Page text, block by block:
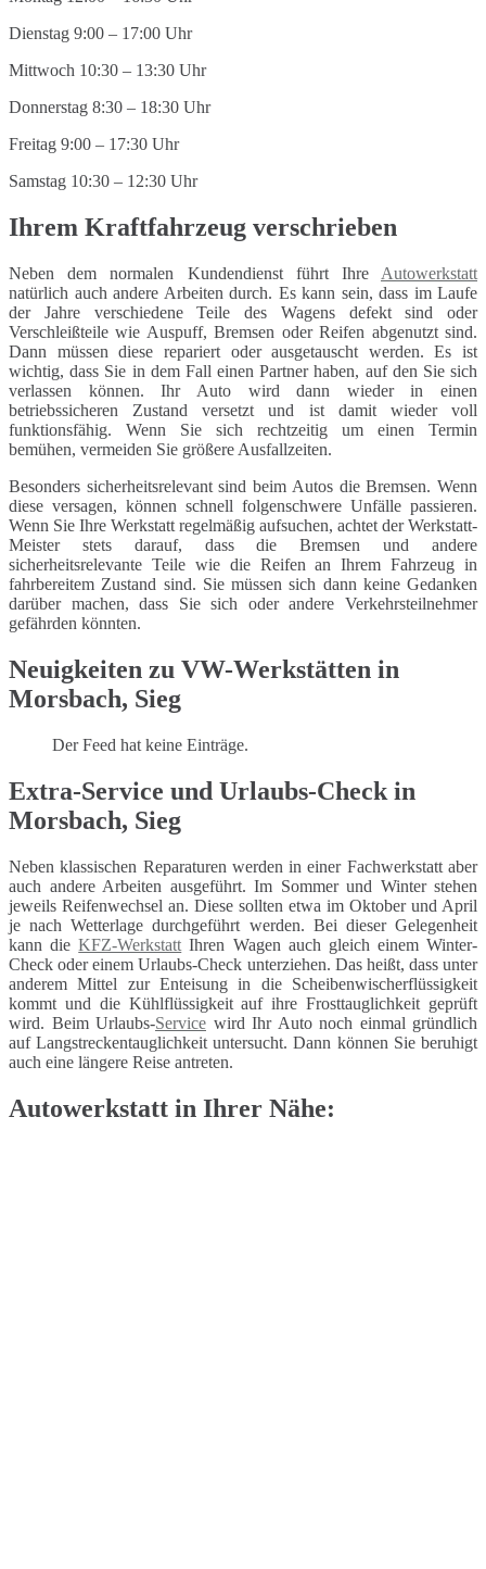
Dienstag 9:00 – 17:00 Uhr
Mittwoch 10:30 – 13:30 Uhr
Donnerstag 8:30 – 18:30 Uhr
Freitag 9:00 – 17:30 Uhr
Samstag 10:30 – 12:30 Uhr
Ihrem Kraftfahrzeug verschrieben
Neben dem normalen Kundendienst führt Ihre Autowerkstatt
natürlich auch andere Arbeiten durch. Es kann sein, dass im Laufe
der Jahre verschiedene Teile des Wagens defekt sind oder
Verschleißteile wie Auspuff, Bremsen oder Reifen abgenutzt sind.
Dann müssen diese repariert oder ausgetauscht werden. Es ist
wichtig, dass Sie in dem Fall einen Partner haben, auf den Sie sich
verlassen können. Ihr Auto wird dann wieder in einen
betriebssicheren Zustand versetzt und ist damit wieder voll
funktionsfähig. Wenn Sie sich rechtzeitig um einen Termin
bemühen, vermeiden Sie größere Ausfallzeiten.
Besonders sicherheitsrelevant sind beim Autos die Bremsen. Wenn
diese versagen, können schnell folgenschwere Unfälle passieren.
Wenn Sie Ihre Werkstatt regelmäßig aufsuchen, achtet der Werkstatt-
Meister stets darauf, dass die Bremsen und andere
sicherheitsrelevante Teile wie die Reifen an Ihrem Fahrzeug in
fahrbereitem Zustand sind. Sie müssen sich dann keine Gedanken
darüber machen, dass Sie sich oder andere Verkehrsteilnehmer
gefährden könnten.
Neuigkeiten zu VW-Werkstätten in
Morsbach, Sieg
Der Feed hat keine Einträge.
Extra-Service und Urlaubs-Check in
Morsbach, Sieg
Neben klassischen Reparaturen werden in einer Fachwerkstatt aber
auch andere Arbeiten ausgeführt. Im Sommer und Winter stehen
jeweils Reifenwechsel an. Diese sollten etwa im Oktober und April
je nach Wetterlage durchgeführt werden. Bei dieser Gelegenheit
kann dieKFZ-Werkstatt Ihren Wagen auch gleich einem Winter-
Check oder einem Urlaubs-Check unterziehen. Das heißt, dass unter
anderem Mittel zur Enteisung in die Scheibenwischerflüssigkeit
kommt und die Kühlflüssigkeit auf ihre Frosttauglichkeit geprüft
wird. Beim Urlaubs-Service wird Ihr Auto noch einmal gründlich
auf Langstreckentauglichkeit untersucht. Dann können Sie beruhigt
auch eine längere Reise antreten.
Autowerkstatt in Ihrer Nähe: